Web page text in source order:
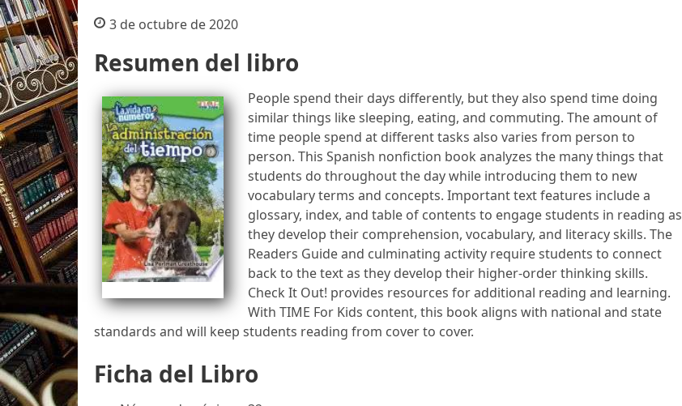
3 de octubre de 2020
Resumen del libro
People spend their days differently, but they also spend time doing
similar things like sleeping, eating, and commuting. The amount of
time people spend at different tasks also varies from person to
person. This Spanish nonfiction book analyzes the many things that
students do throughout the day while introducing them to new
vocabulary terms and concepts. Important text features include a
glossary, index, and table of contents to engage students in reading as
they develop their comprehension, vocabulary, and literacy skills. The
Readers Guide and culminating activity require students to connect
back to the text as they develop their higher-order thinking skills.
Check It Out! provides resources for additional reading and learning.
With TIME For Kids content, this book aligns with national and state
standards and will keep students reading from cover to cover.
Ficha del Libro